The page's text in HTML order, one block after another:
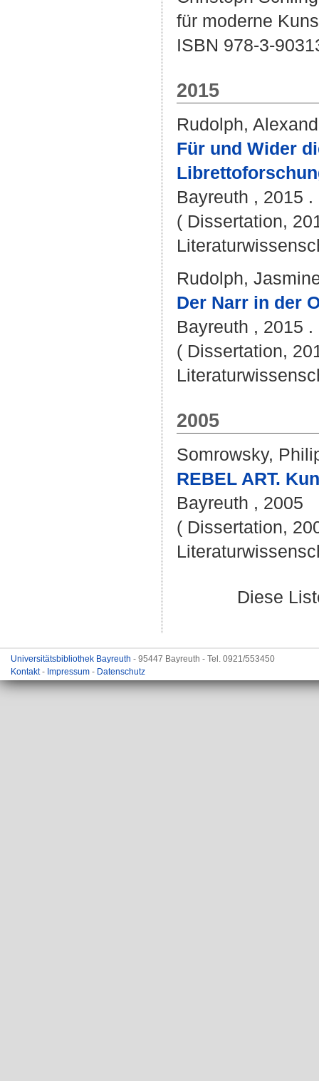
für moderne
ISBN 978-3-
2015
Rudolph,
Für und Wider
Bayreuth , 2015 .
( Dissertation,
Rudolph,
Der Narr in der
Bayreuth , 2015 .
( Dissertation,
2005
Somrowsky,
REBEL ART.
Bayreuth , 2005
( Dissertation,
Diese
Universitätsbibliothek Bayreuth - 95447 Bayreuth - Tel. 0921/553450
Kontakt- Impressum - Datenschutz